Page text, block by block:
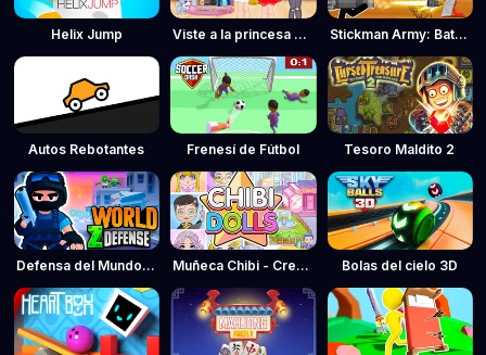
Helix Jump Viste a la princesa encantadora Stickman Army: Batalla por equipos
Autos Rebotantes Frenesí de Fútbol Tesoro Maldito 2
Defensa del Mundo Z - Defensa contra zombis Muñeca Chibi - Creador de avatares Bolas del cielo 3D